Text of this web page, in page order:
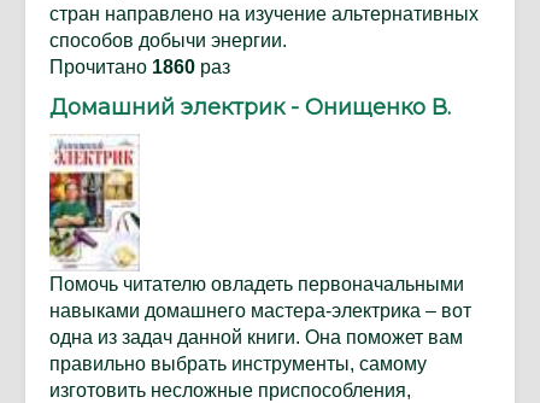
стран направлено на изучение альтернативных
способов добычи энергии.
Прочитано 1860 раз
Домашний электрик - Онищенко В.
Помочь читателю овладеть первоначальными
навыками домашнего мастера-электрика – вот
одна из задач данной книги. Она поможет вам
правильно выбрать инструменты, самому
изготовить несложные приспособления,